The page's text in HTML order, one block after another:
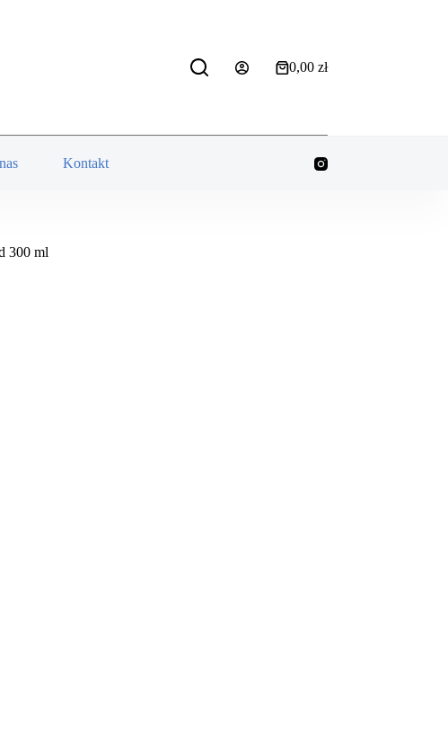
Koszyk
0,00 zł
Kontakt
300 ml